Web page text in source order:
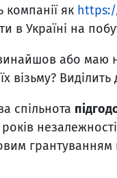
як
в Україні на
або маю
візьму?
спільнота